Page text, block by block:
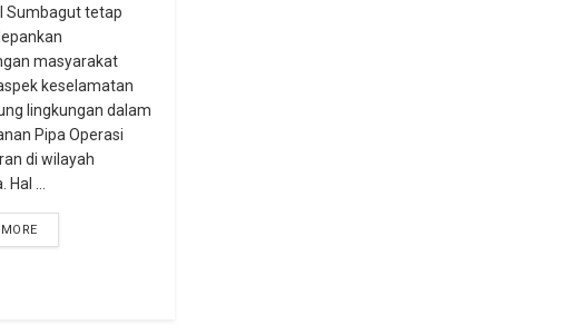
Sumbagut tetap
masyarakat
keselamatan
lingkungan dalam
Pipa Operasi
di wilayah
...